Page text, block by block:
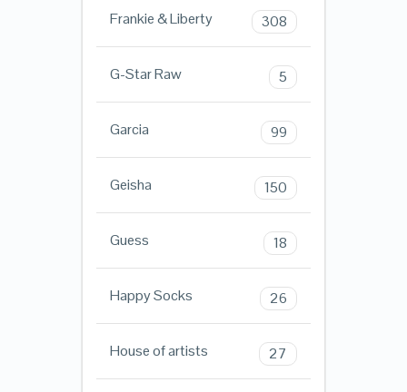
Frankie & Liberty 308
G-Star Raw 5
Garcia 99
Geisha 150
Guess 18
Happy Socks 26
House of artists 27